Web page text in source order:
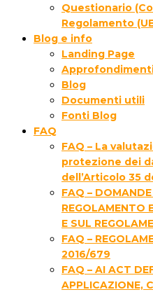
Questionario
Regolamento
Blog e info
Landing Page
Blog
Documenti utili
Fonti Blog
FAQ
FAQ – La
protezione dei
dell’Articolo 35
FAQ –
REGOLAMENTO
E SUL
FAQ –
2016/679
FAQ – AI ACT
APPLICAZIONE,